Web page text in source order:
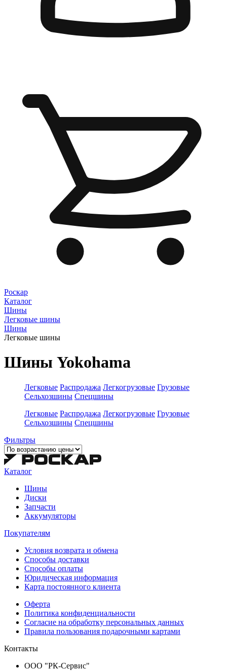
Роскар
Каталог
Шины
Легковые шины
Шины
Легковые шины
Шины Yokohama
Легковые Распродажа Легкогрузовые Грузовые
Сельхозшины Спецшины
Легковые Распродажа Легкогрузовые Грузовые
Сельхозшины Спецшины
Фильтры
Каталог
Шины
Диски
Запчасти
Аккумуляторы
Покупателям
Условия возврата и обмена
Способы доставки
Способы оплаты
Юридическая информация
Карта постоянного клиента
Оферта
Политика конфиденциальности
Согласие на обработку персональных данных
Правила пользования подарочными картами
Контакты
ООО "РК-Сервис"